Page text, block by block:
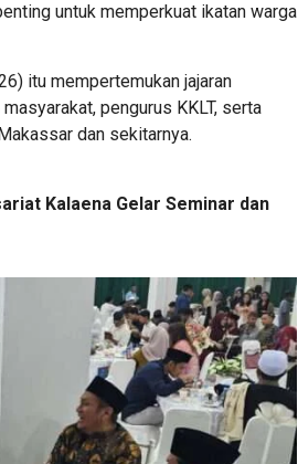
untuk memperkuat ikatan warga
itu mempertemukan jajaran
pengurus KKLT, serta
dan sekitarnya.
Kalaena Gelar Seminar dan